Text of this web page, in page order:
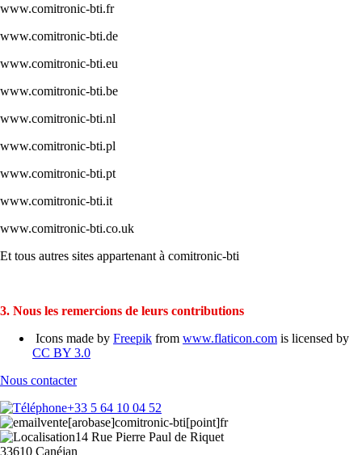
www.comitronic-bti.fr
www.comitronic-bti.de
www.comitronic-bti.eu
www.comitronic-bti.be
www.comitronic-bti.nl
www.comitronic-bti.pl
www.comitronic-bti.pt
www.comitronic-bti.it
www.comitronic-bti.co.uk
Et tous autres sites appartenant à comitronic-bti
3. Nous les remercions de leurs contributions
Icons made by Freepik from www.flaticon.com is licensed by
CC BY 3.0
Nous contacter
+33 5 64 10 04 52
vente[arobase]comitronic-bti[point]fr
14 Rue Pierre Paul de Riquet
33610 Canéjan